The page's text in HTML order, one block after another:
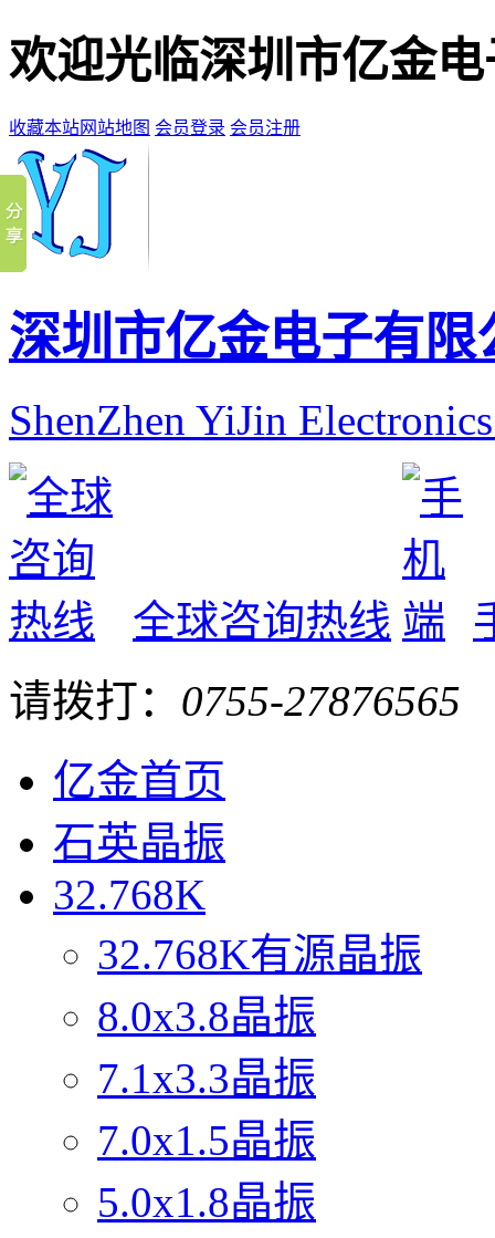
欢迎光临深圳市亿金
收藏本站网站地图 会员登录 会员注册
深圳市亿金电子有限
ShenZhen YiJin
全球咨询热线
请拨打： 0755-27876565
亿金首页
石英晶振
32.768K
32.768K有源晶振
8.0x3.8晶振
7.1x3.3晶振
7.0x1.5晶振
5.0x1.8晶振